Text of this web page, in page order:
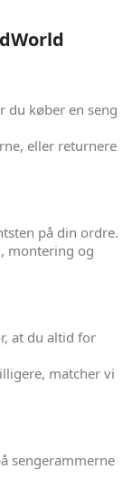
du køber en seng
eller returnere
på din ordre.
montering og
at du altid for
matcher vi
sengerammerne